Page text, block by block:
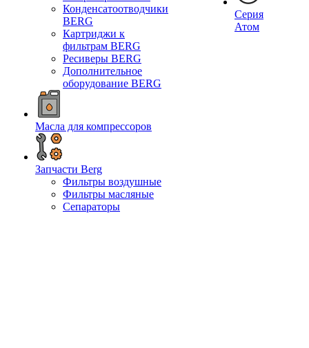
Конденсатоотводчики
BERG
Картриджи к
фильтрам BERG
Ресиверы BERG
Дополнительное
оборудование BERG
Масла для компрессоров
Запчасти Berg
Фильтры воздушные
Фильтры масляные
Сепараторы
Серия
Атом